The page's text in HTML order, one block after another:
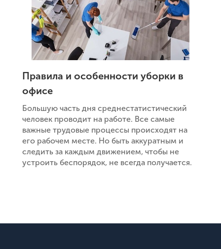
Правила и особенности уборки в
офисе
Большую часть дня среднестатистический
человек проводит на работе. Все самые
важные трудовые процессы происходят на
его рабочем месте. Но быть аккуратным и
следить за каждым движением, чтобы не
устроить беспорядок, не всегда получается.